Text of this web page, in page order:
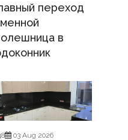
переход
в
03 Aug 2026